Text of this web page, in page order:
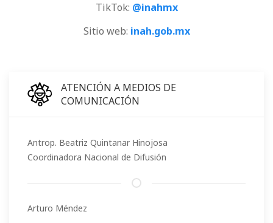
TikTok: @inahmx
Sitio web: inah.gob.mx
ATENCIÓN A MEDIOS DE
COMUNICACIÓN
Antrop. Beatriz Quintanar Hinojosa
Coordinadora Nacional de Difusión
Arturo Méndez